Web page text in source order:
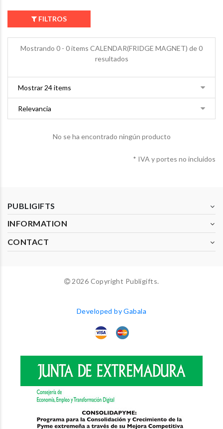
FILTROS
Mostrando 0 - 0 items CALENDAR(FRIDGE MAGNET) de 0
resultados
No se ha encontrado ningún producto
* IVA y portes no incluidos
PUBLIGIFTS
INFORMATION
CONTACT
2026 Copyright Publigifts.
Developed by Gabala